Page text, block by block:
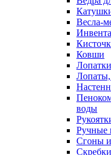
Весла-
Ковши
воды
Ручные
Сгоны
Скребки